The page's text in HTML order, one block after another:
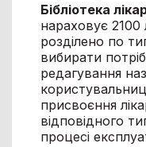
Бібліотека
нараховує 2100
розділено по
вибирати
редагування
присвоєння
відповідного
процесі